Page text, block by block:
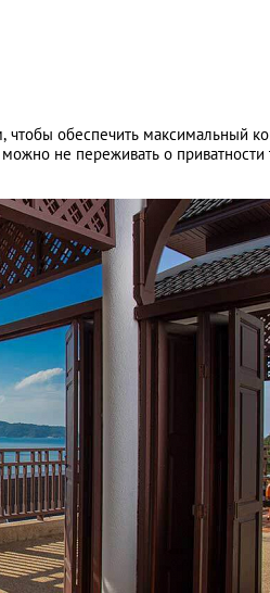
чтобы обеспечить максимальный
не переживать о приватности